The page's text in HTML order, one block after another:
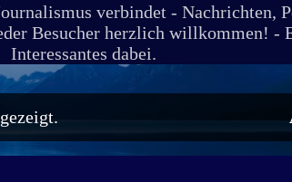
verbindet - Nachrichten,
Besucher herzlich willkommen! -
Interessantes dabei.